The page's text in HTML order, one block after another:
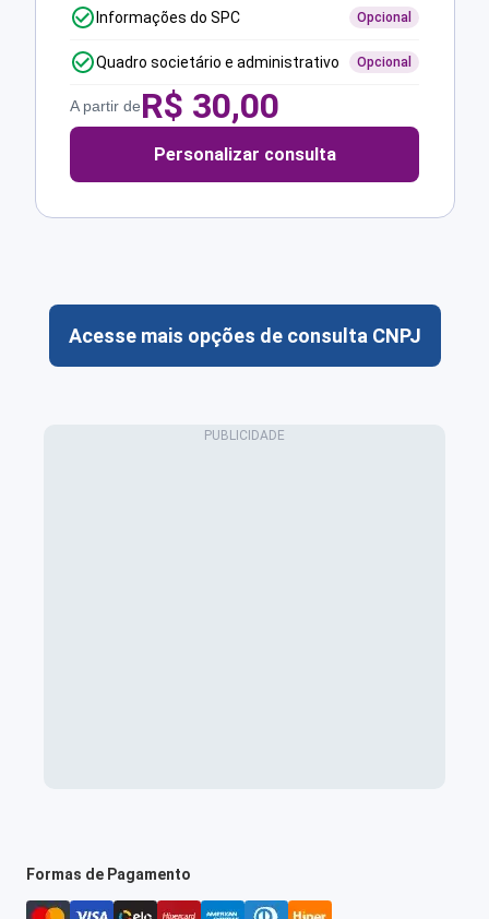
Informações do SPC Opcional
Quadro societário e administrativo Opcional
A partir deR$ 30,00
Personalizar consulta
Acesse mais opções de consulta CNPJ
Formas de Pagamento